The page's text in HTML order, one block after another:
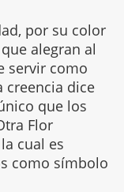
por su color
alegran al
servir como
creencia dice
que los
Flor
cual es
como símbolo